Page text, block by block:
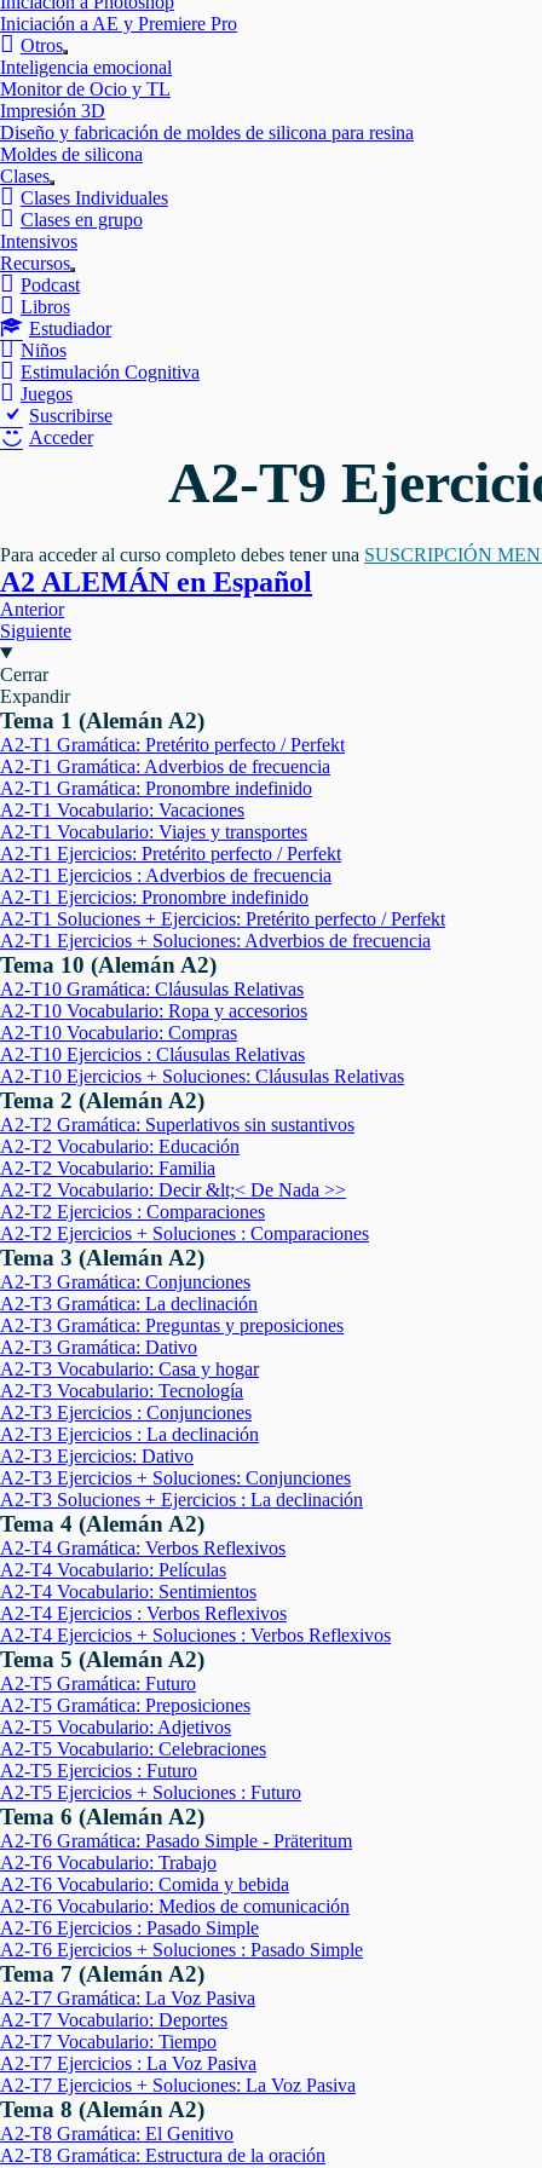
Iniciación a AE y Premiere Pro
Otros
Mostrar
el
submenú
Inteligencia emocional
Monitor de Ocio y TL
Impresión 3D
Diseño y fabricación de moldes de silicona para resina
Moldes de silicona
Clases
Mostrar
el
submenú
Clases Individuales
Clases en grupo
Intensivos
Recursos
Mostrar
el
Podcast
Libros
Estudiador
Niños
Estimulación Cognitiva
Juegos
Suscribirse
Acceder
A2-T9
Para acceder al curso completo debes tener una SUSCRIPCIÓN
A2 ALEMÁN en Español
Anterior
Siguiente
Cerrar
Expandir
Tema 1 (Alemán A2)
A2-T1 Gramática: Pretérito perfecto / Perfekt
A2-T1 Gramática: Adverbios de frecuencia
A2-T1 Gramática: Pronombre indefinido
A2-T1 Vocabulario: Vacaciones
A2-T1 Vocabulario: Viajes y transportes
A2-T1 Ejercicios: Pretérito perfecto / Perfekt
A2-T1 Ejercicios : Adverbios de frecuencia
A2-T1 Ejercicios: Pronombre indefinido
A2-T1 Soluciones + Ejercicios: Pretérito perfecto / Perfekt
A2-T1 Ejercicios + Soluciones: Adverbios de frecuencia
Tema 10 (Alemán A2)
A2-T10 Gramática: Cláusulas Relativas
A2-T10 Vocabulario: Ropa y accesorios
A2-T10 Vocabulario: Compras
A2-T10 Ejercicios : Cláusulas Relativas
A2-T10 Ejercicios + Soluciones: Cláusulas Relativas
Tema 2 (Alemán A2)
A2-T2 Gramática: Superlativos sin sustantivos
A2-T2 Vocabulario: Educación
A2-T2 Vocabulario: Familia
A2-T2 Vocabulario: Decir &lt;< De Nada >>
A2-T2 Ejercicios : Comparaciones
A2-T2 Ejercicios + Soluciones : Comparaciones
Tema 3 (Alemán A2)
A2-T3 Gramática: Conjunciones
A2-T3 Gramática: La declinación
A2-T3 Gramática: Preguntas y preposiciones
A2-T3 Gramática: Dativo
A2-T3 Vocabulario: Casa y hogar
A2-T3 Vocabulario: Tecnología
A2-T3 Ejercicios : Conjunciones
A2-T3 Ejercicios : La declinación
A2-T3 Ejercicios: Dativo
A2-T3 Ejercicios + Soluciones: Conjunciones
A2-T3 Soluciones + Ejercicios : La declinación
Tema 4 (Alemán A2)
A2-T4 Gramática: Verbos Reflexivos
A2-T4 Vocabulario: Películas
A2-T4 Vocabulario: Sentimientos
A2-T4 Ejercicios : Verbos Reflexivos
A2-T4 Ejercicios + Soluciones : Verbos Reflexivos
Tema 5 (Alemán A2)
A2-T5 Gramática: Futuro
A2-T5 Gramática: Preposiciones
A2-T5 Vocabulario: Adjetivos
A2-T5 Vocabulario: Celebraciones
A2-T5 Ejercicios : Futuro
A2-T5 Ejercicios + Soluciones : Futuro
Tema 6 (Alemán A2)
A2-T6 Gramática: Pasado Simple - Präteritum
A2-T6 Vocabulario: Trabajo
A2-T6 Vocabulario: Comida y bebida
A2-T6 Vocabulario: Medios de comunicación
A2-T6 Ejercicios : Pasado Simple
A2-T6 Ejercicios + Soluciones : Pasado Simple
Tema 7 (Alemán A2)
A2-T7 Gramática: La Voz Pasiva
A2-T7 Vocabulario: Deportes
A2-T7 Vocabulario: Tiempo
A2-T7 Ejercicios : La Voz Pasiva
A2-T7 Ejercicios + Soluciones: La Voz Pasiva
Tema 8 (Alemán A2)
A2-T8 Gramática: El Genitivo
A2-T8 Gramática: Estructura de la oración